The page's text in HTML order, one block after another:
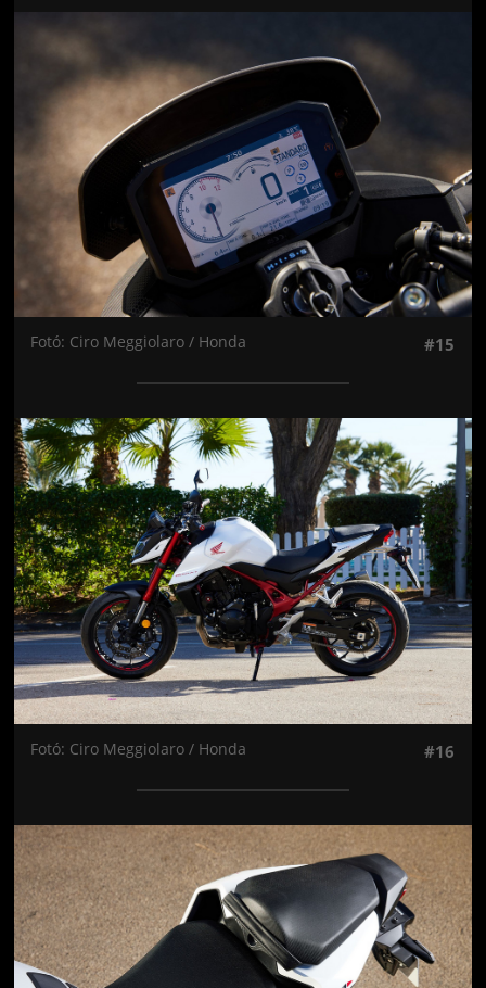
Fotó: Ciro Meggiolaro / Honda #15
Jön még kép!
Fotó: Ciro Meggiolaro / Honda #16
Jön még kép!